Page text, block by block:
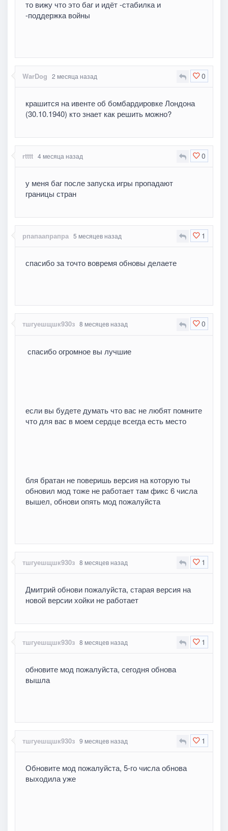
то вижу что это баг и идёт -стабилка и
-поддержка войны
0
WarDog 2 месяца назад
крашится на ивенте об бомбардировке Лондона
(30.10.1940) кто знает как решить можно?
0
rtttt 4 месяца назад
у меня баг после запуска игры пропадают
границы стран
1
рпапаапрапра 5 месяцев назад
спасибо за точто вовремя обновы делаете
0
тшгуешщшк930з 8 месяцев назад
спасибо огромное вы лучшие
если вы будете думать что вас не любят помните
что для вас в моем сердце всегда есть место
бля братан не поверишь версия на которую ты
обновил мод тоже не работает там фикс 6 числа
вышел, обнови опять мод пожалуйста
1
тшгуешщшк930з 8 месяцев назад
Дмитрий обнови пожалуйста, старая версия на
новой версии хойки не работает
1
тшгуешщшк930з 8 месяцев назад
обновите мод пожалуйста, сегодня обнова
вышла
1
тшгуешщшк930з 9 месяцев назад
Обновите мод пожалуйста, 5-го числа обнова
выходила уже